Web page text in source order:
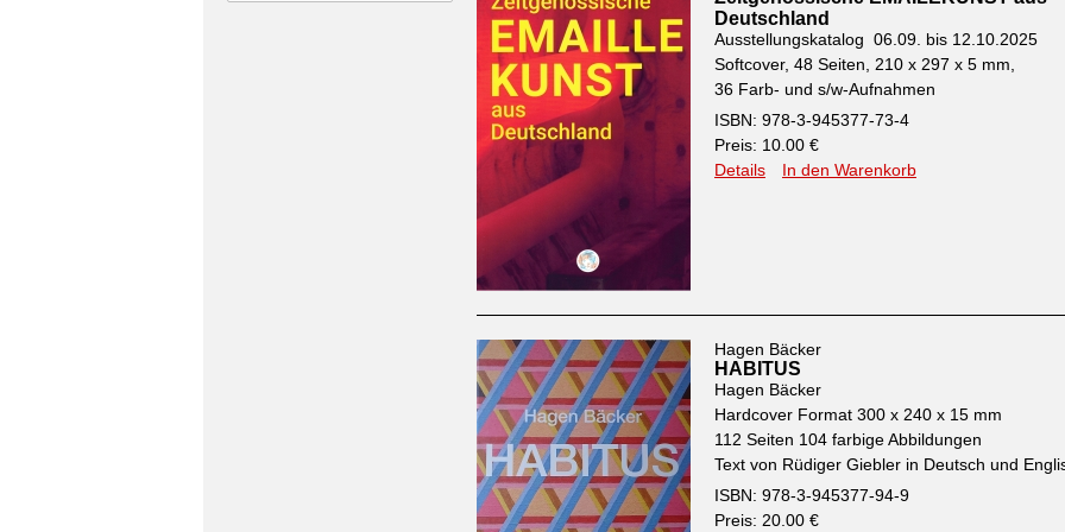
Deutschland
Ausstellungskatalog 06.09. bis 12.10.2025
Softcover, 48 Seiten, 210 x 297 x 5 mm,
36 Farb- und s/w-Aufnahmen
ISBN: 978-3-945377-73-4
Preis: 10.00 €
Details
In den Warenkorb
Hagen Bäcker
HABITUS
Hagen Bäcker
Hardcover Format 300 x 240 x 15 mm
112 Seiten 104 farbige Abbildungen
Text von Rüdiger Giebler in Deutsch und
ISBN: 978-3-945377-94-9
Preis: 20.00 €